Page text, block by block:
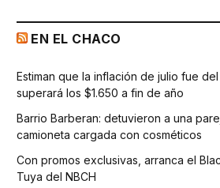
EN EL CHACO
Estiman que la inflación de julio fue
superará los $1.650 a fin de año
Barrio Barberan: detuvieron a una
camioneta cargada con cosméticos
Con promos exclusivas, arranca el
Tuya del NBCH